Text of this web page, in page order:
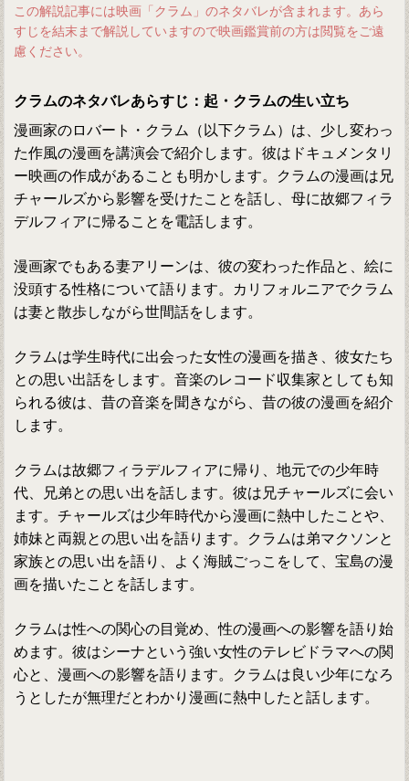
この解説記事には映画「クラム」のネタバレが含まれます。あら
すじを結末まで解説していますので映画鑑賞前の方は閲覧をご遠
慮ください。
クラムのネタバレあらすじ：起・クラムの生い立ち
漫画家のロバート・クラム（以下クラム）は、少し変わっ
た作風の漫画を講演会で紹介します。彼はドキュメンタリ
ー映画の作成があることも明かします。クラムの漫画は兄
チャールズから影響を受けたことを話し、母に故郷フィラ
デルフィアに帰ることを電話します。
漫画家でもある妻アリーンは、彼の変わった作品と、絵に
没頭する性格について語ります。カリフォルニアでクラム
は妻と散歩しながら世間話をします。
クラムは学生時代に出会った女性の漫画を描き、彼女たち
との思い出話をします。音楽のレコード収集家としても知
られる彼は、昔の音楽を聞きながら、昔の彼の漫画を紹介
します。
クラムは故郷フィラデルフィアに帰り、地元での少年時
代、兄弟との思い出を話します。彼は兄チャールズに会い
ます。チャールズは少年時代から漫画に熱中したことや、
姉妹と両親との思い出を語ります。クラムは弟マクソンと
家族との思い出を語り、よく海賊ごっこをして、宝島の漫
画を描いたことを話します。
クラムは性への関心の目覚め、性の漫画への影響を語り始
めます。彼はシーナという強い女性のテレビドラマへの関
心と、漫画への影響を語ります。クラムは良い少年になろ
うとしたが無理だとわかり漫画に熱中したと話します。